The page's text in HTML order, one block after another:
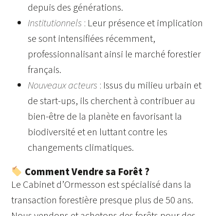
depuis des générations.
Institutionnels : Leur présence et implication
se sont intensifiées récemment,
professionnalisant ainsi le marché forestier
français.
Nouveaux acteurs : Issus du milieu urbain et
de start-ups, ils cherchent à contribuer au
bien-être de la planète en favorisant la
biodiversité et en luttant contre les
changements climatiques.
Comment Vendre sa Forêt ?
Le Cabinet d’Ormesson est spécialisé dans la
transaction forestière presque plus de 50 ans.